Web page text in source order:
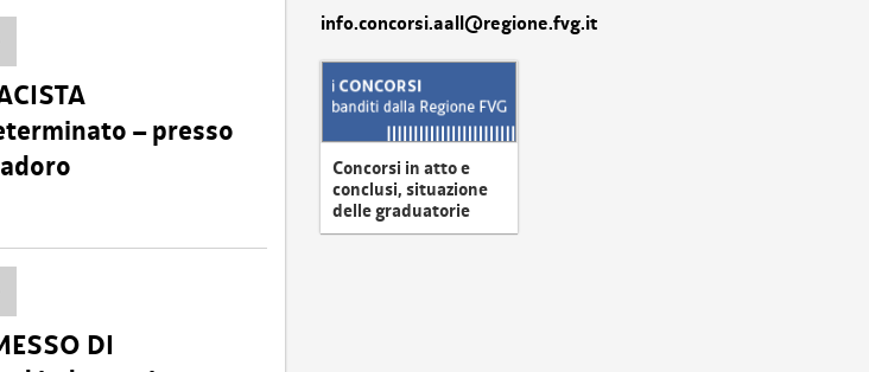
– presso
DI
info.concorsi.aall@regione.fvg.it
Concorsi in atto e
conclusi, situazione
delle graduatorie